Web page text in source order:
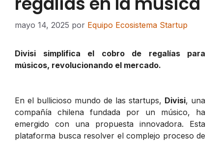
mayo 14, 2025 por Equipo Ecosistema Startup
Divisi simplifica el cobro de regalías para
músicos, revolucionando el mercado.
En el bullicioso mundo de las startups, Divisi, una
compañía chilena fundada por un músico, ha
emergido con una propuesta innovadora. Esta
plataforma busca resolver el complejo proceso de